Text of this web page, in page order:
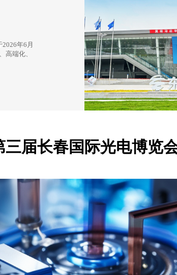
年6月
高端化、
三届长春国际光电博览